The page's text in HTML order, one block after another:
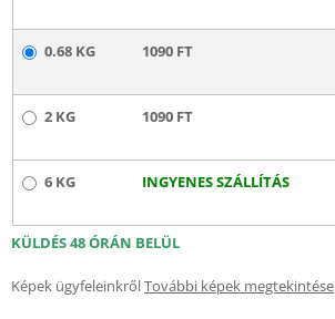
0.68 KG 1090 FT
2 KG 1090 FT
6 KG INGYENES SZÁLLÍTÁS
KÜLDÉS 48 ÓRÁN BELÜL
Képek ügyfeleinkrőlTovábbi képek megtekintése